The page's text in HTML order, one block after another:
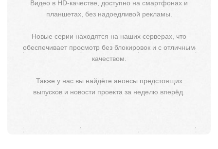
Видео в HD-качестве, доступно на смартфонах и
планшетах, без надоедливой рекламы.
Новые серии находятся на наших серверах, что
обеспечивает просмотр без блокировок и с отличным
качеством.
Также у нас вы найдёте анонсы предстоящих
выпусков и новости проекта за неделю вперёд.